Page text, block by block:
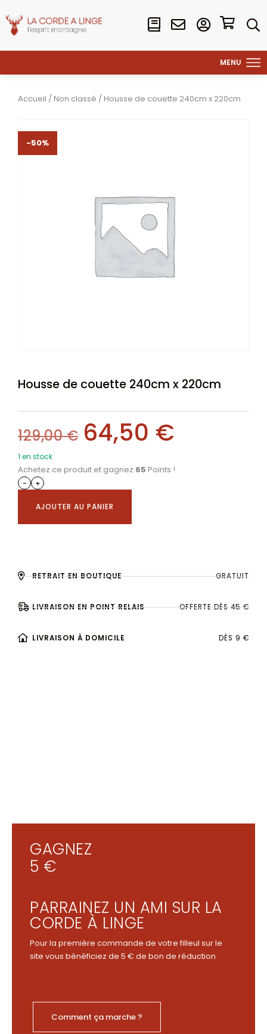
Accueil / Non classé / Housse de couette 240cm x 220cm
-50%
Housse de couette 240cm x 220cm
129,00€ 64,50 €
1 en stock
Achetez ce produit et gagnez 65 Points !
-
+
AJOUTER AU PANIER
RETRAIT EN BOUTIQUE GRATUIT
LIVRAISON EN POINT RELAIS OFFERTE DÈS 45 €
LIVRAISON À DOMICILE DÈS 9 €
GAGNEZ
5 €
PARRAINEZ UN AMI SUR LA
CORDE À LINGE
Pour la première commande de votre filleul sur le
site vous bénéficiez de 5 € de bon de réduction
Comment ça marche ?